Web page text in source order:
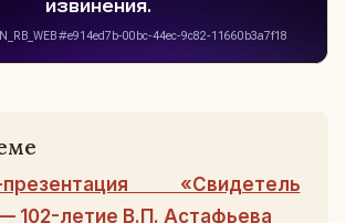
презентация «Свидетель
102-летие В.П. Астафьева